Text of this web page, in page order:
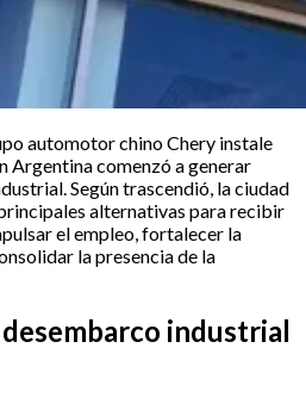
automotor chino Chery instale
Argentina comenzó a generar
Según trascendió, la ciudad
alternativas para recibir
el empleo, fortalecer la
la presencia de la
industrial